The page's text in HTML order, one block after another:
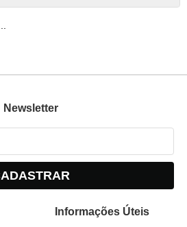
Newsletter
Informações Úteis